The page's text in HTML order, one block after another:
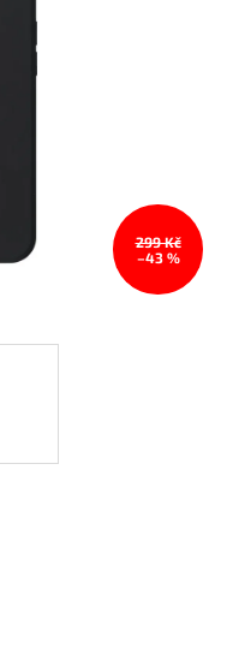
299 Kč
–43 %